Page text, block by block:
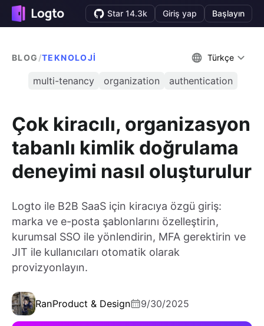
Star 14.3k Giriş yap Başlayın
BLOG /TEKNOLOJI Türkçe
multi-tenancy organization authentication
Çok kiracılı, organizasyon
tabanlı kimlik doğrulama
deneyimi nasıl oluşturulur
Logto ile B2B SaaS için kiracıya özgü giriş:
marka ve e-posta şablonlarını özelleştirin,
kurumsal SSO ile yönlendirin, MFA gerektirin ve
JIT ile kullanıcıları otomatik olarak
provizyonlayın.
RanProduct & Design 9/30/2025